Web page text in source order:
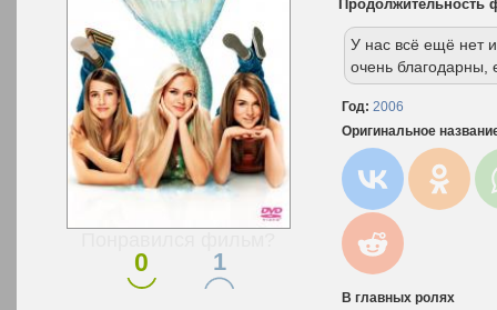
0 1
Продолжительность
У нас всё ещё нет
очень благодарны,
Год: 2006
Оригинальное
В главных ролях